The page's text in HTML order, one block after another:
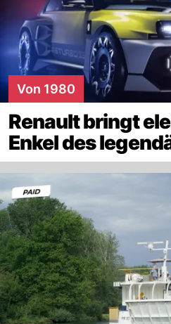
Von 1980
Renault bringt
Enkel des